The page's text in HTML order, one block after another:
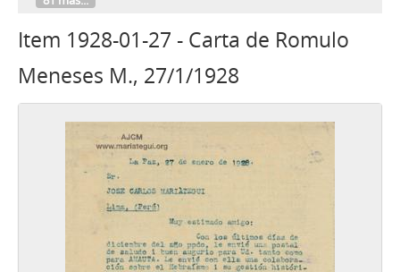
Item 1928-01-27 - Carta de Romulo
Meneses M., 27/1/1928